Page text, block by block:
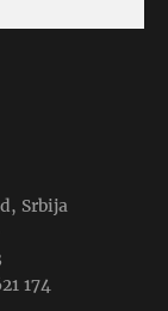
Srbija
174